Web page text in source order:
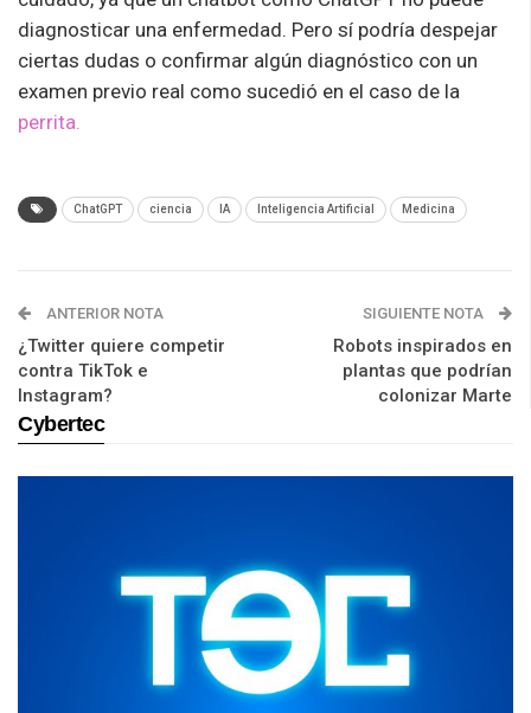
diagnosticar una enfermedad. Pero sí podría despejar
ciertas dudas o confirmar algún diagnóstico con un
examen previo real como sucedió en el caso de la
perrita.
ChatGPT ciencia IA Inteligencia Artificial Medicina
ANTERIOR NOTA
¿Twitter quiere competir
contra TikTok e
Instagram?
SIGUIENTE NOTA
Robots inspirados en
plantas que podrían
colonizar Marte
Cybertec